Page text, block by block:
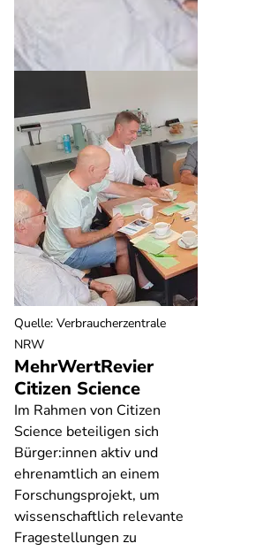
MehrWertRevier
Citizen Science
Im Rahmen von Citizen
Science beteiligen sich
Bürger:innen aktiv und
ehrenamtlich an einem
Forschungsprojekt, um
wissenschaftlich relevante
Fragestellungen zu
Quelle: Verbraucherzentrale
NRW